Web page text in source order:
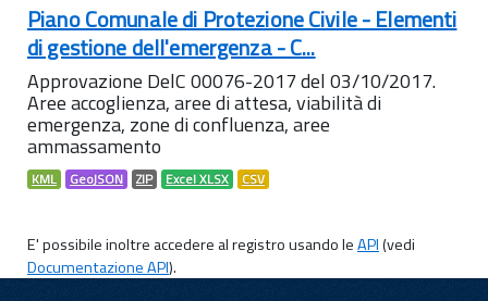
Piano Comunale di Protezione Civile - Elementi
di gestione dell'emergenza - C...
Approvazione DelC 00076-2017 del 03/10/2017.
Aree accoglienza, aree di attesa, viabilità di
emergenza, zone di confluenza, aree
ammassamento
KML GeoJSON ZIP Excel XLSX CSV
E' possibile inoltre accedere al registro usando leAPI(vedi
Documentazione API).